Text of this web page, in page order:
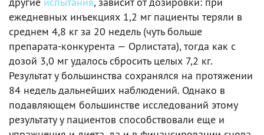
ежедневных инъекциях 1,2 мг пациенты теряли в
среднем 4,8 кг за 20 недель (чуть больше
препарата-конкурента — Орлистата), тогда как с
дозой 3,0 мг удалось сбросить целых 7,2 кг.
Результат у большинства сохранялся на протяжении
84 недель дальнейших наблюдений. Однако в
подавляющем большинстве исследований этому
результату у пациентов способствовали еще и